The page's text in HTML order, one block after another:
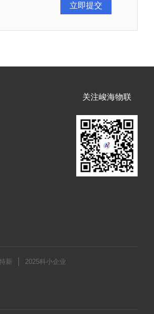
关注峻海物联
新 2025科小企业